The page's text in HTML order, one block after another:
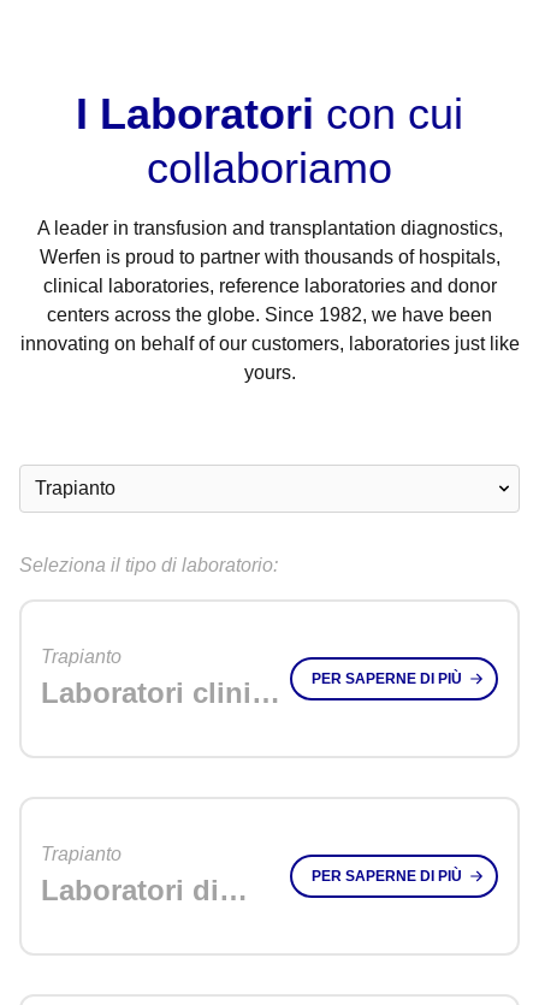
I Laboratori con cui
collaboriamo
A leader in transfusion and transplantation diagnostics,
Werfen is proud to partner with thousands of hospitals,
clinical laboratories, reference laboratories and donor
centers across the globe. Since 1982, we have been
innovating on behalf of our customers, laboratories just like
yours.
Seleziona il tipo di laboratorio:
Trapianto
Laboratori clinici
PER SAPERNE DI PIÙ
Trapianto
Laboratori di
PER SAPERNE DI PIÙ